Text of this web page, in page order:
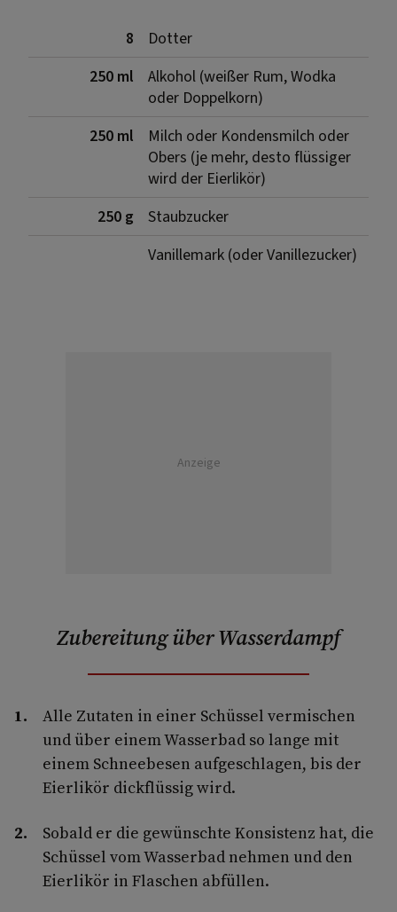
8
Dotter
250 ml
Alkohol (weißer Rum, Wodka
oder Doppelkorn)
250 ml
Milch oder Kondensmilch oder
Obers (je mehr, desto flüssiger
wird der Eierlikör)
250 g
Staubzucker
Vanillemark (oder Vanillezucker)
Anzeige
Zubereitung über Wasserdampf
Alle Zutaten in einer Schüssel vermischen
und über einem Wasserbad so lange mit
einem Schneebesen aufgeschlagen, bis der
Eierlikör dickflüssig wird.
Sobald er die gewünschte Konsistenz hat, die
Schüssel vom Wasserbad nehmen und den
Eierlikör in Flaschen abfüllen.